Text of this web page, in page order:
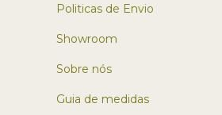
Politicas de Envio
Showroom
Sobre nós
Guia de medidas